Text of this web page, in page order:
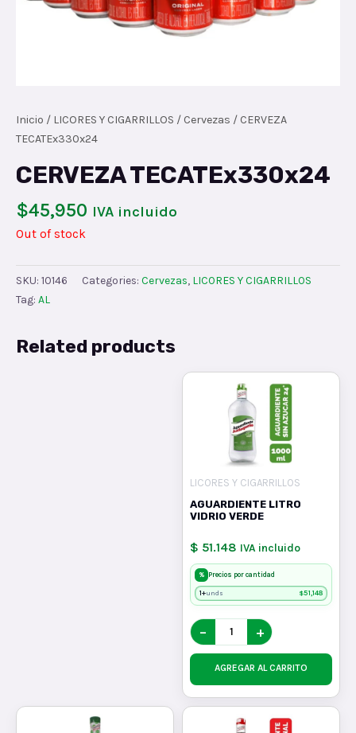
Inicio / LICORES Y CIGARRILLOS / Cervezas / CERVEZA
TECATEx330x24
CERVEZA TECATEx330x24
$45,950 IVA incluido
Out of stock
SKU: 10146 Categories: Cervezas, LICORES Y CIGARRILLOS
Tag: AL
Related products
LICORES Y CIGARRILLOS
AGUARDIENTE LITRO
VIDRIO VERDE
$ 51.148 IVA incluido
% Precios por cantidad
1+unds $51,148
− +
AGREGAR AL CARRITO